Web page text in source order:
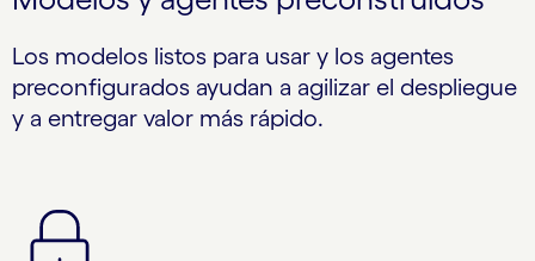
Los modelos listos para usar y los agentes
preconfigurados ayudan a agilizar el despliegue
y a entregar valor más rápido.